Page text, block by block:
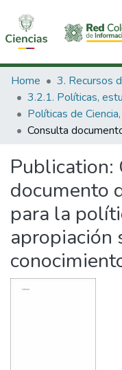
Communities &
All of DSpace
Statistics
Home
Publication:
documento
para la
apropiación